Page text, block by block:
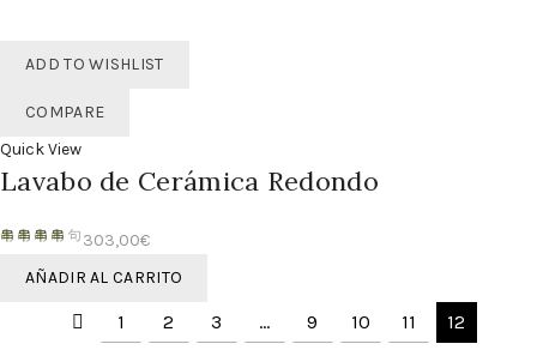
ADD TO WISHLIST
COMPARE
Quick View
Lavabo de Cerámica Redondo
303,00€
AÑADIR AL CARRITO
1 2 3 … 9 10 11 12